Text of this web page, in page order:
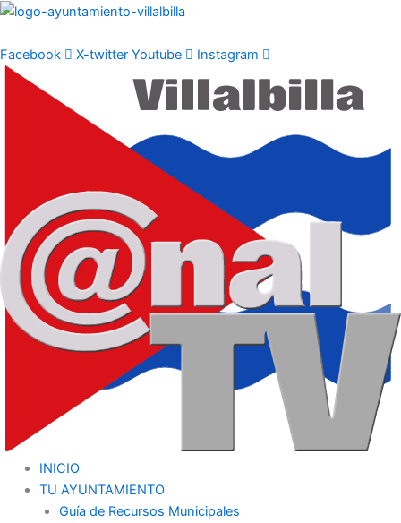
Ir
contenido
Facebook X-twitter Youtube Instagram
INICIO
TU AYUNTAMIENTO
Guía de Recursos Municipales